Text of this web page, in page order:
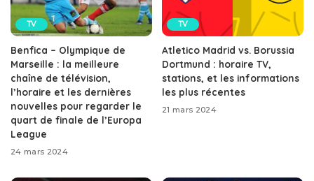
TV
Benfica – Olympique de
Marseille : la meilleure
chaîne de télévision,
l’horaire et les dernières
nouvelles pour regarder le
quart de finale de l’Europa
League
24 mars 2024
TV
Atletico Madrid vs. Borussia
Dortmund : horaire TV,
stations, et les informations
les plus récentes
21 mars 2024